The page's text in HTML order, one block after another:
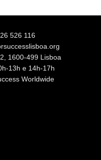
526 116
1600-499 Lisboa
13h e 14h-17h
Worldwide